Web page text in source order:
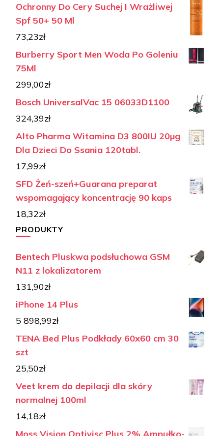
Ochronny Do Cery Suchej I Wrażliwej
Spf 50+ 50 Ml
73,23zł
Burberry Sport Men Woda Po Goleniu
75Ml
299,00zł
Bosch UniversalVac 15 06033D1100
324,39zł
Alto Pharma Witamina D3 800IU 20µg
Dla Dzieci Do Ssania 120tabl.
17,99zł
SFD Żeń-szeń+Guarana preparat
wspomagający koncentrację 90 kaps
18,32zł
PRODUKTY
Bentech Pluskwa podsłuchowa GSM
N11 z lokalizatorem
131,90zł
iPhone 14 Plus
5 898,99zł
TENA Bed Plus Podkłady 60x60 cm 30
szt
25,50zł
Veet krem do depilacji dla skóry
normalnej 100ml
14,18zł
Moss Vision Optivisc Plus 2% Ampułko-